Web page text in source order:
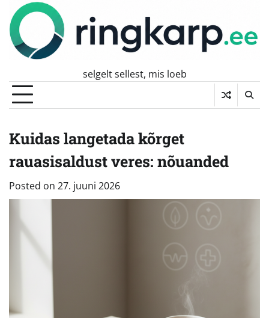
Skip
content
selgelt sellest, mis loeb
Kuidas langetada kõrget
rauasisaldust veres: nõuanded
Posted on 27. juuni 2026